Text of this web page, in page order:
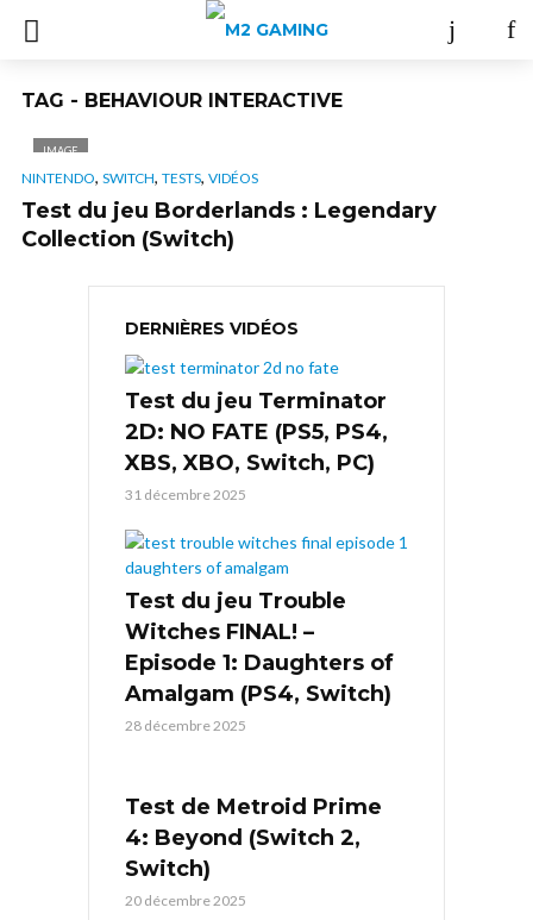
TAG - BEHAVIOUR INTERACTIVE
IMAGE
NINTENDO, SWITCH, TESTS, VIDÉOS
Test du jeu Borderlands : Legendary
Collection (Switch)
DERNIÈRES VIDÉOS
Test du jeu Terminator
2D: NO FATE (PS5, PS4,
XBS, XBO, Switch, PC)
31 décembre 2025
Test du jeu Trouble
Witches FINAL! –
Episode 1: Daughters of
Amalgam (PS4, Switch)
28 décembre 2025
Test de Metroid Prime
4: Beyond (Switch 2,
Switch)
20 décembre 2025